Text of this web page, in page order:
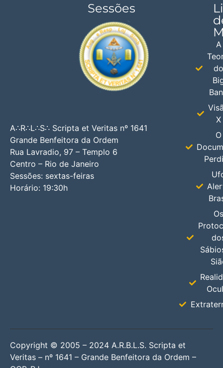
Sessões
A∴R∴L∴S∴ Scripta et Veritas nº 1641
Grande Benfeitora da Ordem
Rua Lavradio, 97 – Templo 6
Centro – Rio de Janeiro
Sessões: sextas-feiras
Horário: 19:30h
A
X
O
Copyright © 2005 – 2024 A.R.B.L.S. Scripta et
Veritas – nº 1641 – Grande Benfeitora da Ordem –